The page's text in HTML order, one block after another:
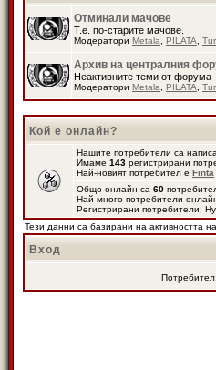
Отминали мачове
Т.е. по-старите мачове.
Модератори Metala PILATA
Архив на централния
Неактивните теми от форума
Модератори Metala PILATA
Кой е онлайн?
Нашите потребители са
Имаме 143 регистрирани
Най-новият потребител е Finta
Общо онлайн са 60
Най-много потребители
Регистрирани потребители:
Тези данни са базирани на активността
Вход
Потребител: